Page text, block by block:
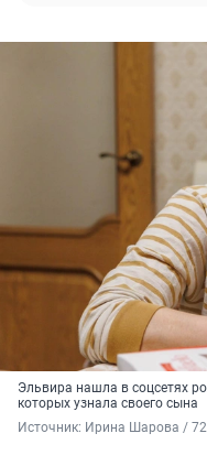
Эльвира нашла в соцсетях
которых узнала своего сына
Источник: Ирина Шарова /